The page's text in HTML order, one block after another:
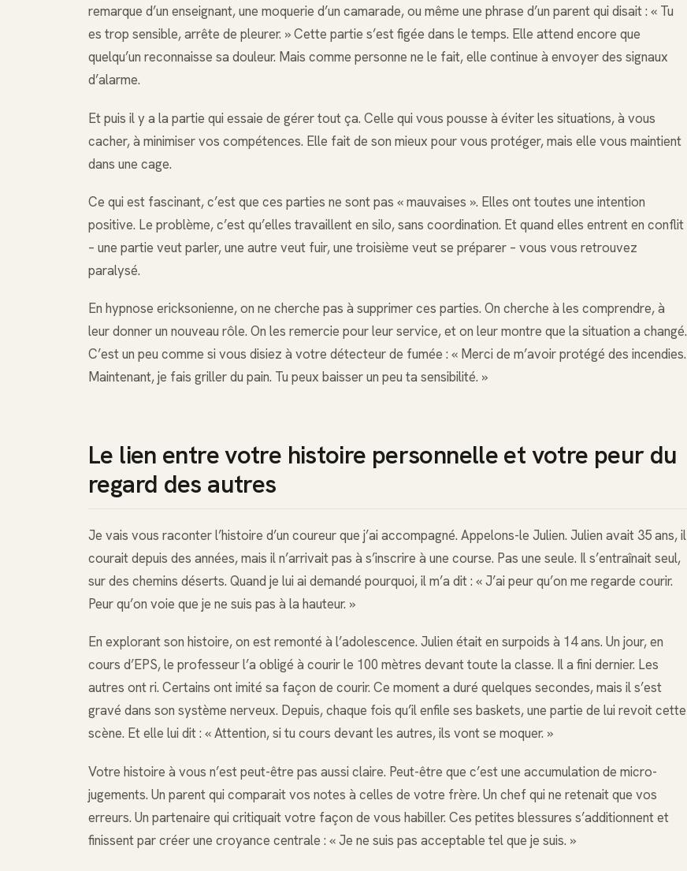
remarque d’un enseignant, une moquerie d’un camarade, ou même une phrase d’un parent qui disait : « Tu
es trop sensible, arrête de pleurer. » Cette partie s’est figée dans le temps. Elle attend encore que
quelqu’un reconnaisse sa douleur. Mais comme personne ne le fait, elle continue à envoyer des signaux
d’alarme.
Et puis il y a la partie qui essaie de gérer tout ça. Celle qui vous pousse à éviter les situations, à vous
cacher, à minimiser vos compétences. Elle fait de son mieux pour vous protéger, mais elle vous maintient
dans une cage.
Ce qui est fascinant, c’est que ces parties ne sont pas « mauvaises ». Elles ont toutes une intention
positive. Le problème, c’est qu’elles travaillent en silo, sans coordination. Et quand elles entrent en conflit
– une partie veut parler, une autre veut fuir, une troisième veut se préparer – vous vous retrouvez
paralysé.
En hypnose ericksonienne, on ne cherche pas à supprimer ces parties. On cherche à les comprendre, à
leur donner un nouveau rôle. On les remercie pour leur service, et on leur montre que la situation a changé.
C’est un peu comme si vous disiez à votre détecteur de fumée : « Merci de m’avoir protégé des incendies.
Maintenant, je fais griller du pain. Tu peux baisser un peu ta sensibilité. »
Le lien entre votre histoire personnelle et votre peur du
regard des autres
Je vais vous raconter l’histoire d’un coureur que j’ai accompagné. Appelons-le Julien. Julien avait 35 ans, il
courait depuis des années, mais il n’arrivait pas à s’inscrire à une course. Pas une seule. Il s’entraînait seul,
sur des chemins déserts. Quand je lui ai demandé pourquoi, il m’a dit : « J’ai peur qu’on me regarde courir.
Peur qu’on voie que je ne suis pas à la hauteur. »
En explorant son histoire, on est remonté à l’adolescence. Julien était en surpoids à 14 ans. Un jour, en
cours d’EPS, le professeur l’a obligé à courir le 100 mètres devant toute la classe. Il a fini dernier. Les
autres ont ri. Certains ont imité sa façon de courir. Ce moment a duré quelques secondes, mais il s’est
gravé dans son système nerveux. Depuis, chaque fois qu’il enfile ses baskets, une partie de lui revoit cette
scène. Et elle lui dit : « Attention, si tu cours devant les autres, ils vont se moquer. »
Votre histoire à vous n’est peut-être pas aussi claire. Peut-être que c’est une accumulation de micro-
jugements. Un parent qui comparait vos notes à celles de votre frère. Un chef qui ne retenait que vos
erreurs. Un partenaire qui critiquait votre façon de vous habiller. Ces petites blessures s’additionnent et
finissent par créer une croyance centrale : « Je ne suis pas acceptable tel que je suis. »